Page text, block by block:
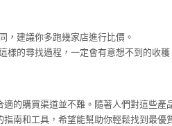
，建議你多跑幾家店進行比價。
樣的尋找過程，一定會有意想不到的收穫
的購買渠道並不難。隨著人們對這些產
南和工具，希望能幫助你輕鬆找到最優